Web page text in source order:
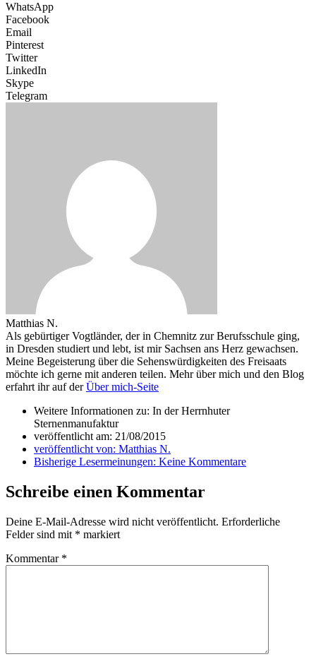
WhatsApp
Facebook
Email
Pinterest
Twitter
LinkedIn
Skype
Telegram
Matthias N.
Als gebürtiger Vogtländer, der in Chemnitz zur Berufsschule ging,
in Dresden studiert und lebt, ist mir Sachsen ans Herz gewachsen.
Meine Begeisterung über die Sehenswürdigkeiten des Freisaats
möchte ich gerne mit anderen teilen. Mehr über mich und den Blog
erfahrt ihr auf derÜber mich-Seite
Weitere Informationen zu: In der Herrnhuter
Sternenmanufaktur
veröffentlicht am: 21/08/2015
veröffentlicht von: Matthias N.
Bisherige Lesermeinungen: Keine Kommentare
Schreibe einen Kommentar
Deine E-Mail-Adresse wird nicht veröffentlicht. Erforderliche
Felder sind mit * markiert
Kommentar *